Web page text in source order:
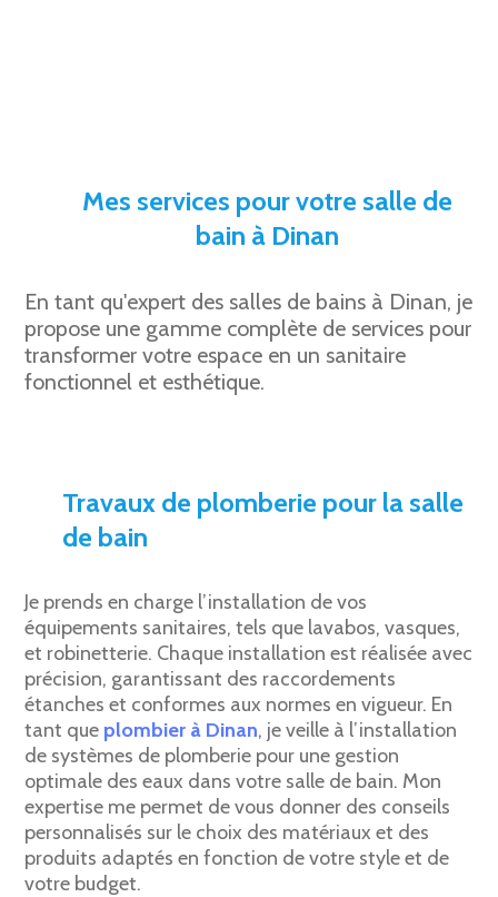
Mes services pour votre salle de
bain à Dinan
En tant qu'expert des salles de bains à Dinan, je
propose une gamme complète de services pour
transformer votre espace en un sanitaire
fonctionnel et esthétique.
Travaux de plomberie pour la salle
de bain
Je prends en charge l’installation de vos
équipements sanitaires, tels que lavabos, vasques,
et robinetterie. Chaque installation est réalisée avec
précision, garantissant des raccordements
étanches et conformes aux normes en vigueur. En
tant que plombier à Dinan, je veille à l’installation
de systèmes de plomberie pour une gestion
optimale des eaux dans votre salle de bain. Mon
expertise me permet de vous donner des conseils
personnalisés sur le choix des matériaux et des
produits adaptés en fonction de votre style et de
votre budget.